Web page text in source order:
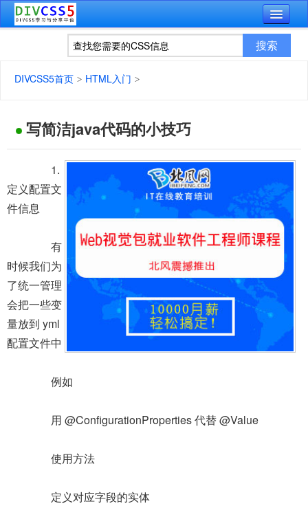
DIVCSS5首页 HTML入门
写简洁java代码的小技巧
1.
定义配置文
件信息
有
时候我们为
了统一管理
会把一些变
量放到 yml
配置文件中
例如
用 @ConfigurationProperties 代替 @Value
使用方法
定义对应字段的实体